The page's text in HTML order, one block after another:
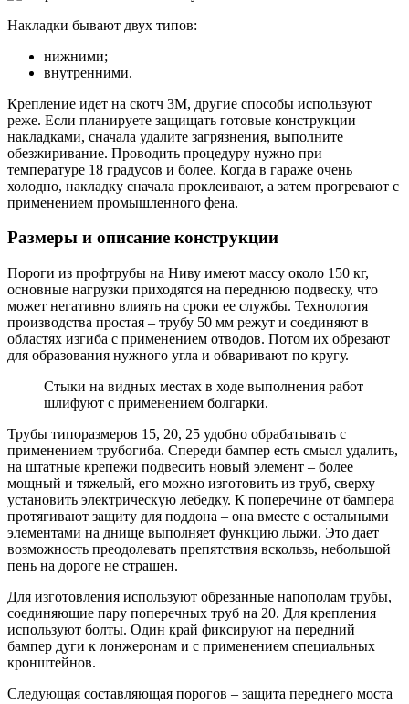
Накладки бывают двух типов:
нижними;
внутренними.
Крепление идет на скотч 3М, другие способы используют
реже. Если планируете защищать готовые конструкции
накладками, сначала удалите загрязнения, выполните
обезжиривание. Проводить процедуру нужно при
температуре 18 градусов и более. Когда в гараже очень
холодно, накладку сначала проклеивают, а затем прогревают с
применением промышленного фена.
Размеры и описание конструкции
Пороги из профтрубы на Ниву имеют массу около 150 кг,
основные нагрузки приходятся на переднюю подвеску, что
может негативно влиять на сроки ее службы. Технология
производства простая – трубу 50 мм режут и соединяют в
областях изгиба с применением отводов. Потом их обрезают
для образования нужного угла и обваривают по кругу.
Стыки на видных местах в ходе выполнения работ
шлифуют с применением болгарки.
Трубы типоразмеров 15, 20, 25 удобно обрабатывать с
применением трубогиба. Спереди бампер есть смысл удалить,
на штатные крепежи подвесить новый элемент – более
мощный и тяжелый, его можно изготовить из труб, сверху
установить электрическую лебедку. К поперечине от бампера
протягивают защиту для поддона – она вместе с остальными
элементами на днище выполняет функцию лыжи. Это дает
возможность преодолевать препятствия вскользь, небольшой
пень на дороге не страшен.
Для изготовления используют обрезанные напополам трубы,
соединяющие пару поперечных труб на 20. Для крепления
используют болты. Один край фиксируют на передний
бампер дуги к лонжеронам и с применением специальных
кронштейнов.
Следующая составляющая порогов – защита переднего моста